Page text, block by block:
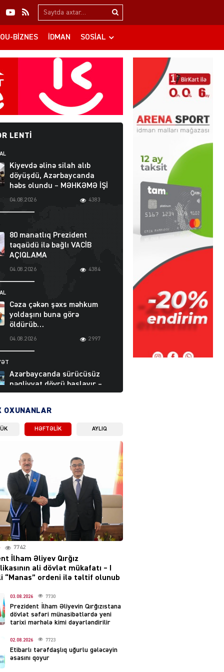
Search…
BIZNES İDMAN SOSIAL
LENTI
Kiyevdə əlinə silah alıb
döyüşdü, Azərbaycanda
həbs olundu – MƏHKƏMƏ İŞİ
04.08.2026 4383
80 manatlıq Prezident
təqaüdü ilə bağlı VACİB
AÇIQLAMA
04.08.2026 4384
Cəza çəkən şəxs məhkum
yoldaşını buna görə
öldürüb…
04.08.2026 2997
Azərbaycanda sürücüsüz
nəqliyyat dövrü başlayır –
BELƏ işləyəcək
04.08.2026
layihəsi ilə bağlı AÇIQLAMA
04.08.2026
Müharibə Rusiyanın belini
bükür
04.08.2026 3998
Ekranlardan uzaq qalan
məşhur aktrisanın yeni
çıxdı
04.08.2026 2162
Hüseyn Həsənov haqqında
həbs qərarı verildi –
Milyonluq əmlakı müsadirə
OXUNANLAR
HƏFTƏLIK AYLIQ
7742
İlham Əliyev Qırğız
ali dövlət mükafatı – I
“Manas” ordeni ilə təltif olunub
03.08.2026 7730
Prezident İlham Əliyevin Qırğızıstana
dövlət səfəri münasibətlərdə yeni
tarixi mərhələ kimi dəyərləndirilir
02.08.2026 7723
Etibarlı tərəfdaşlıq uğurlu gələcəyin
əsasını qoyur